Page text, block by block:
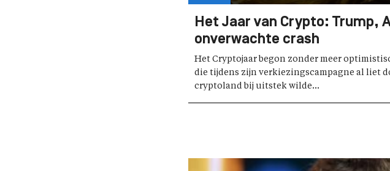
Het Jaar van Crypto: Trump,
onverwachte crash
Het Cryptojaar begon zonder meer
die tijdens zijn verkiezingscampagne al liet
cryptoland bij uitstek wilde...